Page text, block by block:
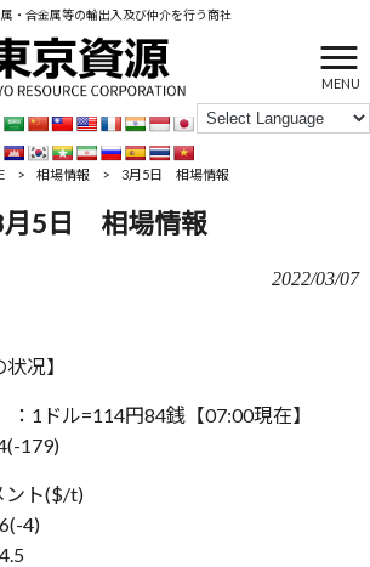
・合金属等の輸出入及び仲介を行う商社
MENU
> 相場情報 > 3月5日 相場情報
月5日 相場情報
2022/03/07
况】
1ドル=114円84銭【‪‪07:00現在】
179)
ント($/t)
4)